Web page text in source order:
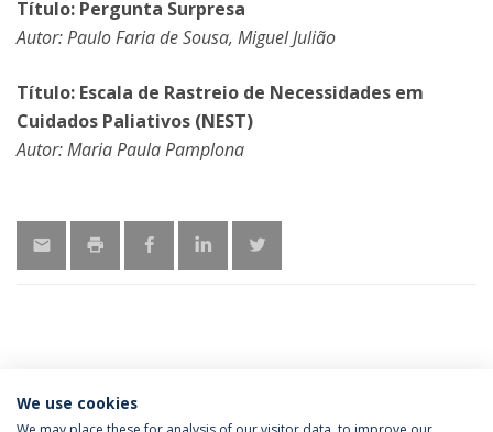
Título: Pergunta Surpresa
Autor: Paulo Faria de Sousa, Miguel Julião
Título: Escala de Rastreio de Necessidades em
Cuidados Paliativos (NEST)
Autor: Maria Paula Pamplona
LATEST NEWS
We use cookies